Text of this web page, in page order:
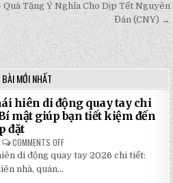
Tặng Ý Nghĩa Cho Dịp Tết Nguyên
Đán (CNY) →
BÀI MỚI NHẤT
hiên di động quay tay chi
mật giúp bạn tiết kiệm đến
đặt
COMMENTS OFF
BẢNG
GIÁ
di động quay tay 2026 chi tiết:
nhà, quán...